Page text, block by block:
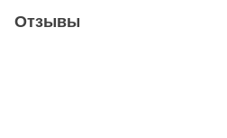
Отзывы